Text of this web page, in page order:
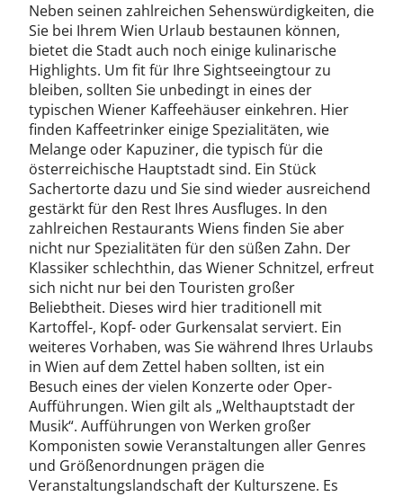
Neben seinen zahlreichen Sehenswürdigkeiten, die
Sie bei Ihrem Wien Urlaub bestaunen können,
bietet die Stadt auch noch einige kulinarische
Highlights. Um fit für Ihre Sightseeingtour zu
bleiben, sollten Sie unbedingt in eines der
typischen Wiener Kaffeehäuser einkehren. Hier
finden Kaffeetrinker einige Spezialitäten, wie
Melange oder Kapuziner, die typisch für die
österreichische Hauptstadt sind. Ein Stück
Sachertorte dazu und Sie sind wieder ausreichend
gestärkt für den Rest Ihres Ausfluges. In den
zahlreichen Restaurants Wiens finden Sie aber
nicht nur Spezialitäten für den süßen Zahn. Der
Klassiker schlechthin, das Wiener Schnitzel, erfreut
sich nicht nur bei den Touristen großer
Beliebtheit. Dieses wird hier traditionell mit
Kartoffel-, Kopf- oder Gurkensalat serviert. Ein
weiteres Vorhaben, was Sie während Ihres Urlaubs
in Wien auf dem Zettel haben sollten, ist ein
Besuch eines der vielen Konzerte oder Oper-
Aufführungen. Wien gilt als „Welthauptstadt der
Musik“. Aufführungen von Werken großer
Komponisten sowie Veranstaltungen aller Genres
und Größenordnungen prägen die
Veranstaltungslandschaft der Kulturszene. Es